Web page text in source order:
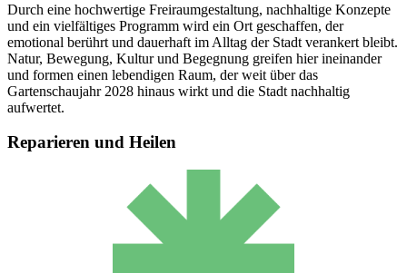
Durch eine hochwertige Freiraumgestaltung, nachhaltige Konzepte
und ein vielfältiges Programm wird ein Ort geschaffen, der
emotional berührt und dauerhaft im Alltag der Stadt verankert bleibt.
Natur, Bewegung, Kultur und Begegnung greifen hier ineinander
und formen einen lebendigen Raum, der weit über das
Gartenschaujahr 2028 hinaus wirkt und die Stadt nachhaltig
aufwertet.
Reparieren und Heilen